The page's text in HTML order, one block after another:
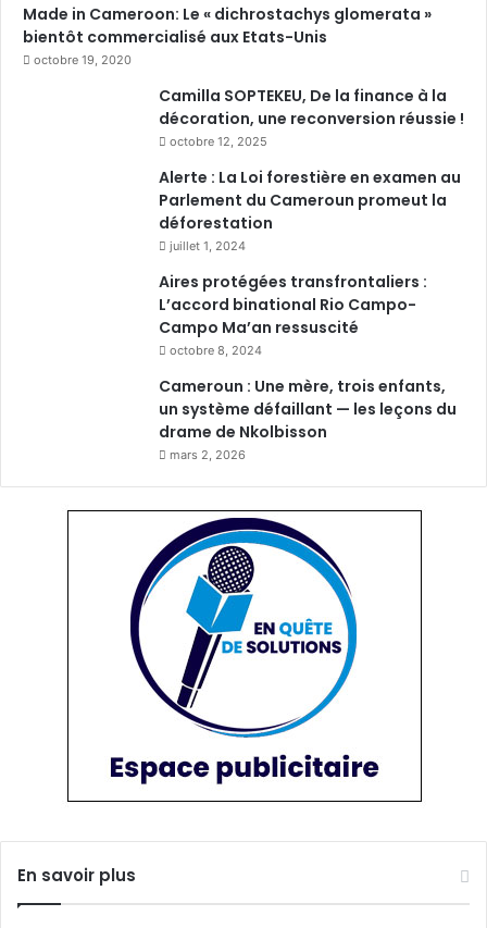
q
Made in Cameroon: Le « dichrostachys glomerata »
bientôt commercialisé aux Etats-Unis
octobre 19, 2020
Camilla SOPTEKEU, De la finance à la
décoration, une reconversion réussie !
octobre 12, 2025
Alerte : La Loi forestière en examen au
Parlement du Cameroun promeut la
déforestation
juillet 1, 2024
Aires protégées transfrontaliers :
L’accord binational Rio Campo-
Campo Ma’an ressuscité
octobre 8, 2024
Cameroun : Une mère, trois enfants,
un système défaillant — les leçons du
drame de Nkolbisson
mars 2, 2026
En savoir plus